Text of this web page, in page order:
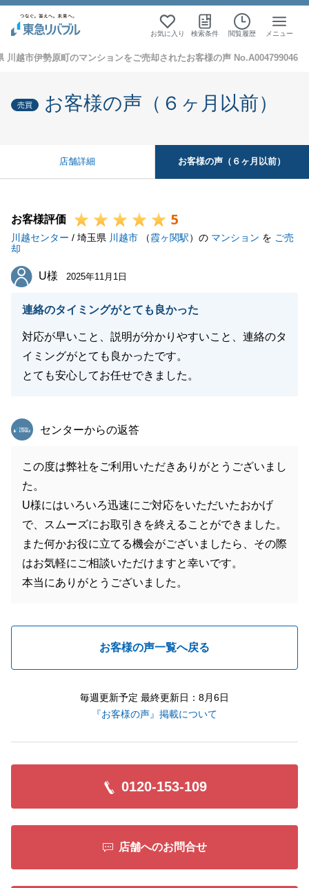
お気に入り 検索条件 閲覧履歴 メニュー
川越市伊勢原町のマンションをご売却されたお客様の声 No.A004799046
売買 お客様の声（６ヶ月以前）
店舗詳細 お客様の声（６ヶ月以前）
お客様評価 5
川越センター / 埼玉県 川越市 （霞ヶ関駅）の マンション を ご売
却
U様
U様 2025年11月1日
連絡のタイミングがとても良かった
対応が早いこと、説明が分かりやすいこと、連絡のタ
イミングがとても良かったです。
とても安心してお任せできました。
東急リバブル
センターからの返答
この度は弊社をご利用いただきありがとうございまし
た。
U様にはいろいろ迅速にご対応をいただいたおかげ
で、スムーズにお取引きを終えることができました。
また何かお役に立てる機会がございましたら、その際
はお気軽にご相談いただけますと幸いです。
本当にありがとうございました。
お客様の声一覧へ戻る
毎週更新予定 最終更新日：8月6日
『お客様の声』掲載について
0120-153-109
店舗へのお問合せ